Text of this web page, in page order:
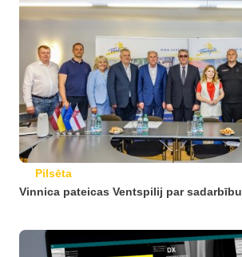
Pilsēta
Vinnica pateicas Ventspilij par sadarbību